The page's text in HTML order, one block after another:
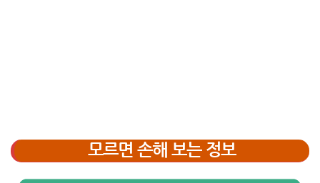
모르면 손해 보는 정보